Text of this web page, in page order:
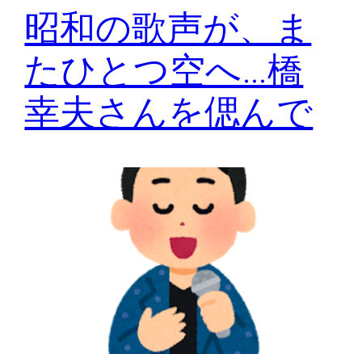
昭和の歌声が、ま
たひとつ空へ…橋
幸夫さんを偲んで